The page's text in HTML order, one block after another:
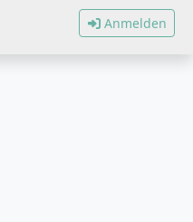
Anmelden